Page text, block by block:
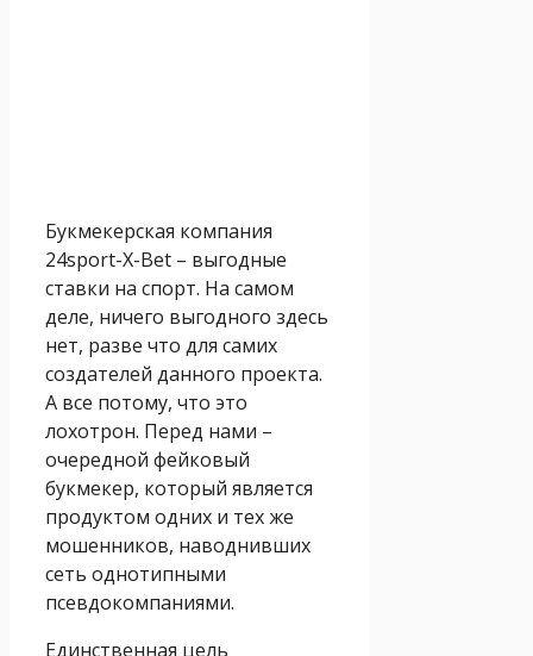
Букмекерская компания
24sport-X-Bet – выгодные
ставки на спорт. На самом
деле, ничего выгодного здесь
нет, разве что для самих
создателей данного проекта.
А все потому, что это
лохотрон. Перед нами –
очередной фейковый
букмекер, который является
продуктом одних и тех же
мошенников, наводнивших
сеть однотипными
псевдокомпаниями.
Единственная цель